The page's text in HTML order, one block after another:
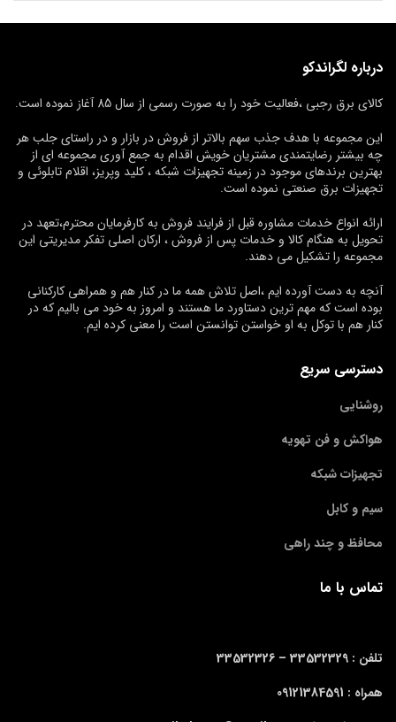
درباره لگراندکو
کالای برق رجبی ،فعالیت خود را به صورت رسمی از سال 85 آغاز نموده است.
این مجموعه با هدف جذب سهم بالاتر از فروش در بازار و در راستای جلب هر
چه بیشتر رضایتمندی مشتریان خویش اقدام به جمع آوری مجموعه ای از
بهترین برندهای موجود در زمینه تجهیزات شبکه ، کلید وپریز، اقلام تابلوئی و
تجهیزات برق صنعتی نموده است.
ارائه انواع خدمات مشاوره قبل از فرایند فروش به کارفرمایان محترم،تعهد در
تحویل به هنگام کالا و خدمات پس از فروش ، ارکان اصلی تفکر مدیریتی این
مجموعه را تشکیل می دهند.
آنچه به دست آورده ایم ،اصل تلاش همه ما در کنار هم و همراهی کارکنانی
بوده است که مهم ترین دستاورد ما هستند و امروز به خود می بالیم که در
کنار هم با توکل به او خواستن توانستن است را معنی کرده ایم.
دسترسی سریع
روشنایی
هواکش و فن تهویه
تجهیزات شبکه
سیم و کابل
محافظ و چند راهی
تماس با ما
تلفن : 33532329 –
همراه : 09121384591